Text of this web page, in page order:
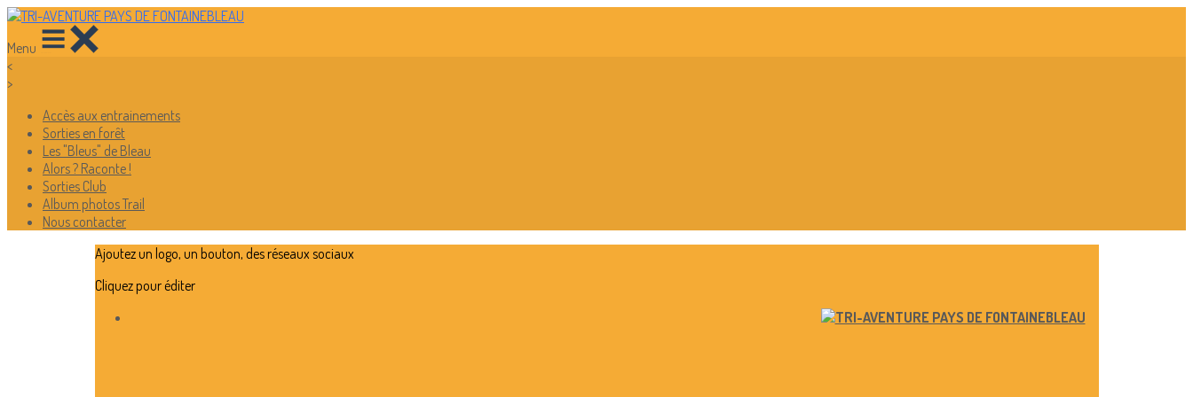
Menu
<
>
Accès aux entrainements
Sorties en forêt
Les "Bleus" de Bleau
Alors ? Raconte !
Sorties Club
Album photos Trail
Nous contacter
Ajoutez un logo, un bouton, des réseaux sociaux
Cliquez pour éditer